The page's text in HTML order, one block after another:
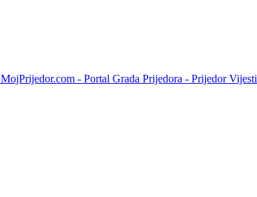
MojPrijedor.com - Portal Grada Prijedora - Prijedor Vijesti